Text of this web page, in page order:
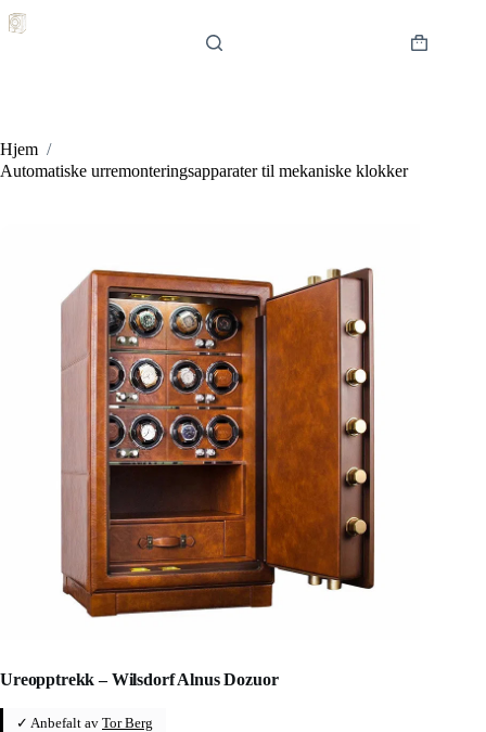
til
Hjem /
Automatiske urremonteringsapparater til mekaniske klokker
Ureopptrekk – Wilsdorf Alnus Dozuor
✓ Anbefalt av Tor Berg